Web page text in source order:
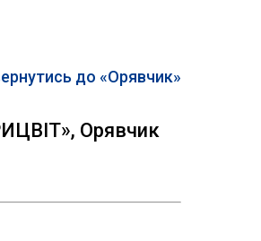
до «Орявчик»
Орявчик